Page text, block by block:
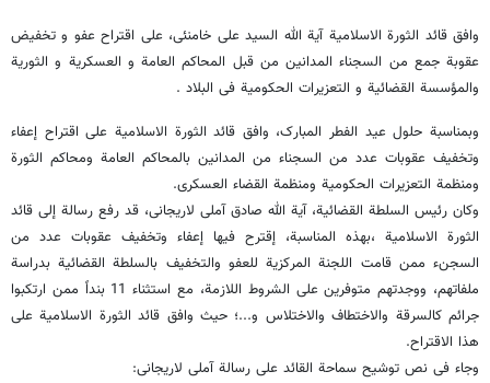
وافق قائد الثورة الاسلامیة آیة الله السید علی خامنئی، علی اقتراح عفو و تخفیض
عقوبة جمع من السجناء المدانین من قبل المحاکم العامة و العسکریة و الثوریة
والمؤسسة القضائیة و التعزیرات الحکومیة فی البلاد .
وبمناسبة حلول عید الفطر المبارک، وافق قائد الثورة الاسلامیة على اقتراح إعفاء
وتخفیف عقوبات عدد من السجناء من المدانین بالمحاکم العامة ومحاکم الثورة
ومنظمة التعزیرات الحکومیة ومنظمة القضاء العسکری.
وکان رئیس السلطة القضائیة، آیة الله صادق آملی لاریجانی، قد رفع رسالة إلى قائد
الثورة الاسلامیة ،بهذه المناسبة، إقترح فیها إعفاء وتخفیف عقوبات عدد من
السجنء ممن قامت اللجنة المرکزیة للعفو والتخفیف بالسلطة القضائیة بدراسة
ملفاتهم، ووجدتهم متوفرین على الشروط اللازمة، مع استثناء 11 بنداً ممن ارتکبوا
جرائم کالسرقة والاختطاف والاختلاس و...؛ حیث وافق قائد الثورة الاسلامیة على
هذا الاقتراح.
وجاء فی نص توشیح سماحة القائد على رسالة آملی لاریجانی: